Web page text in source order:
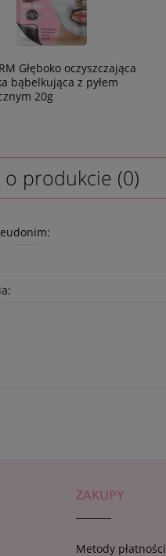
Głęboko oczyszczająca
bąbelkująca z pyłem
20g
produkcie (0)
ZAKUPY
Metody płatności